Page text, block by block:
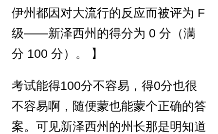
伊州都因对大流行的反应而被评为 F
级——新泽西州的得分为 0 分（满
分 100 分）。 】
考试能得100分不容易，得0分也很
不容易啊，随便蒙也能蒙个正确的答
案。可见新泽西州的州长那是明知道